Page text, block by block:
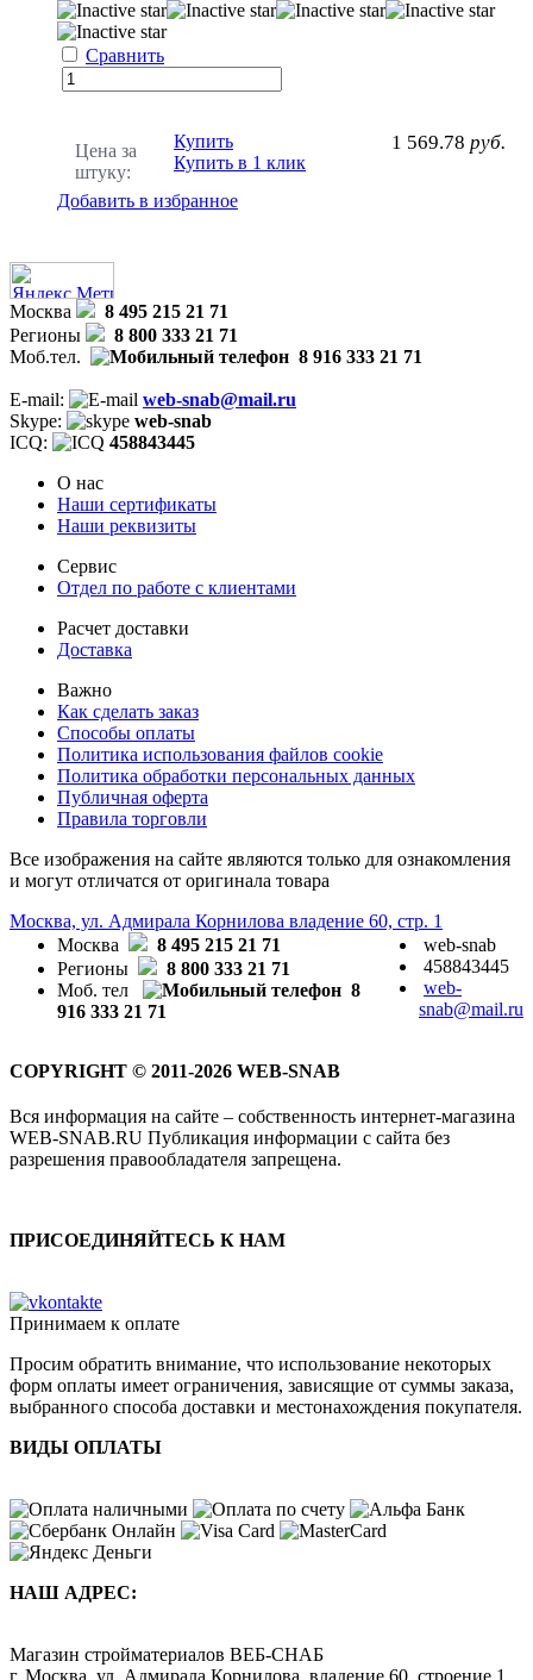
Сравнить
Цена за
штуку:
1 569.78 руб.
Купить
Купить в 1 клик
Добавить в избранное
Москва
8 495 215 21 71
Регионы
8 800 333 21 71
Моб.тел.
8 916 333 21 71
E-mail:
web-snab@mail.ru
Skype:
web-snab
ICQ:
458843445
О нас
Наши сертификаты
Наши реквизиты
Сервис
Отдел по работе с клиентами
Расчет доставки
Доставка
Важно
Как сделать заказ
Способы оплаты
Политика использования файлов cookie
Политика обработки персональных данных
Публичная оферта
Правила торговли
Все изображения на сайте являются только для ознакомления
и могут отличатся от оригинала товара
Москва, ул. Адмирала Корнилова владение 60, стр. 1
Москва
8 495 215 21 71
Регионы
8 800 333 21 71
Моб. тел
8
916 333 21 71
web-snab
458843445
web-
snab@mail.ru
COPYRIGHT © 2011-2026 WEB-SNAB
Вся информация на сайте – собственность интернет-магазина
WEB-SNAB.RU Публикация информации с сайта без
разрешения правообладателя запрещена.
ПРИСОЕДИНЯЙТЕСЬ К НАМ
Принимаем к оплате
Просим обратить внимание, что использование некоторых
форм оплаты имеет ограничения, зависящие от суммы заказа,
выбранного способа доставки и местонахождения покупателя.
ВИДЫ ОПЛАТЫ
НАШ АДРЕС:
Магазин стройматериалов ВЕБ-СНАБ
г. Москва ул. Адмирала Корнилова, владение 60, строение 1